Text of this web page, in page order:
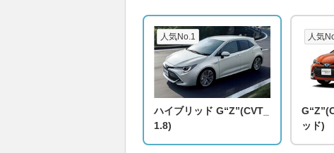
人気No.1
ハイブリッド G“Z”(CVT_
1.8)
人気
ッド)